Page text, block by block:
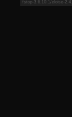
fstop-3.6.10.1/eloise-